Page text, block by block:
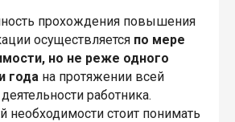
прохождения повышения
осуществляется по мере
но не реже одного
года на протяжении всей
работника.
необходимости стоит понимать